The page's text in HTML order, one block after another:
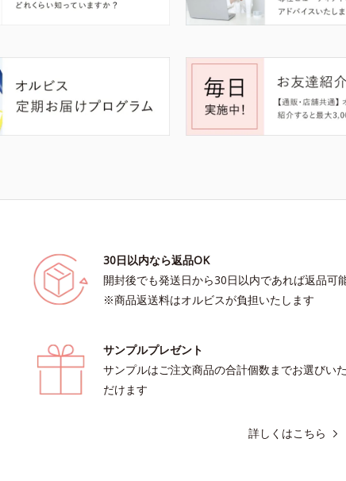
30日以内なら返品OK
開封後でも発送日から30日以内であれば返品可
※商品返送料はオルビスが負担いたします
サンプルプレゼント
サンプルはご注文商品の合計個数までお選びいた
だけます
詳しくはこちら